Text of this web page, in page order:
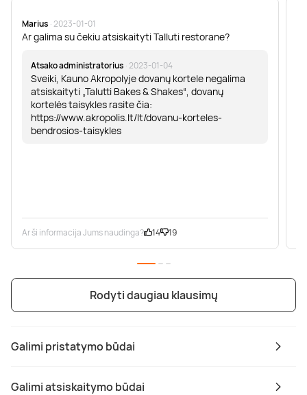
Galimi pristatymo būdai
Galimi atsiskaitymo būdai
Marius · 2023-01-01
Ar galima su čekiu atsiskaityti Talluti restorane?
Atsako administratorius · 2023-01-04
Sveiki, Kauno Akropolyje dovanų kortele negalima
atsiskaityti „Talutti Bakes & Shakes“, dovanų
kortelės taisykles rasite čia:
https://www.akropolis.lt/lt/dovanu-korteles-
bendrosios-taisykles
Ar ši informacija Jums naudinga? 14 19
Rodyti daugiau klausimų